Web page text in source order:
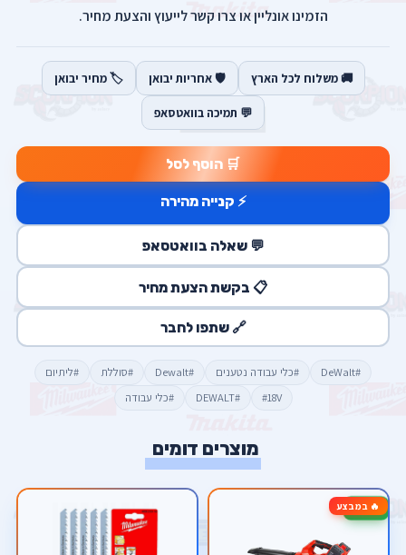
הזמינו אונליין או צרו קשר לייעוץ והצעת מחיר.
🚚 משלוח לכל הארץ 🛡️ אחריות יבואן 🏷️ מחיר יבואן
💬 תמיכה בוואטסאפ
🛒 הוסף לסל
⚡ קנייה מהירה
💬 שאלה בוואטסאפ
📋 בקשת הצעת מחיר
🔗 שתפו לחבר
#DeWalt #כלי עבודה נטענים #Dewalt #סוללת
#ליתיום
#18V
#DEWALT #כלי עבודה
מוצרים דומים
🔥 במבצע-25%